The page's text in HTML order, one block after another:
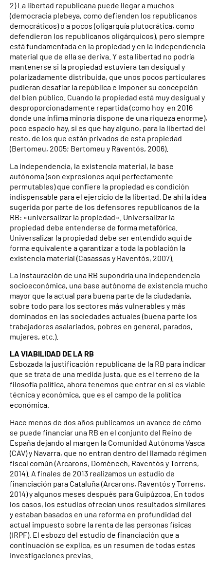
2) La libertad republicana puede llegar a muchos
(democracia plebeya, como defienden los republicanos
democráticos) o a pocos (oligarquía plutocrática, como
defendieron los republicanos oligárquicos), pero siempre
está fundamentada en la propiedad y en la independencia
material que de ella se deriva. Y esta libertad no podría
mantenerse si la propiedad estuviera tan desigual y
polarizadamente distribuida, que unos pocos particulares
pudieran desafiar la república e imponer su concepción
del bien público. Cuando la propiedad está muy desigual y
desproporcionadamente repartida (como hoy en 2016
donde una ínfima minoría dispone de una riqueza enorme),
poco espacio hay, si es que hay alguno, para la libertad del
resto, de los que están privados de esta propiedad
(Bertomeu, 2005; Bertomeu y Raventós, 2006).
La independencia, la existencia material, la base
autónoma (son expresiones aquí perfectamente
permutables) que confiere la propiedad es condición
indispensable para el ejercicio de la libertad. De ahí la idea
sugerida por parte de los defensores republicanos de la
RB: «universalizar la propiedad». Universalizar la
propiedad debe entenderse de forma metafórica.
Universalizar la propiedad debe ser entendido aquí de
forma equivalente a garantizar a toda la población la
existencia material (Casassas y Raventós, 2007).
La instauración de una RB supondría una independencia
socioeconómica, una base autónoma de existencia mucho
mayor que la actual para buena parte de la ciudadanía,
sobre todo para los sectores más vulnerables y más
dominados en las sociedades actuales (buena parte los
trabajadores asalariados, pobres en general, parados,
mujeres, etc.).
LA VIABILIDAD DE LA RB
Esbozada la justificación republicana de la RB para indicar
que se trata de una medida justa, que es el terreno de la
filosofía política, ahora tenemos que entrar en si es viable
técnica y económica, que es el campo de la política
económica.
Hace menos de dos años publicamos un avance de cómo
se puede financiar una RB en el conjunto del Reino de
España dejando al margen la Comunidad Autónoma Vasca
(CAV) y Navarra, que no entran dentro del llamado régimen
fiscal común (Arcarons, Domènech, Raventós y Torrens,
2014). A finales de 2013 realizamos un estudio de
financiación para Cataluña (Arcarons, Raventós y Torrens,
2014) y algunos meses después para Guipúzcoa. En todos
los casos, los estudios ofrecían unos resultados similares
y estaban basados ​​en una reforma en profundidad del
actual impuesto sobre la renta de las personas físicas
(IRPF). El esbozo del estudio de financiación que a
continuación se explica, es un resumen de todas estas
investigaciones previas.